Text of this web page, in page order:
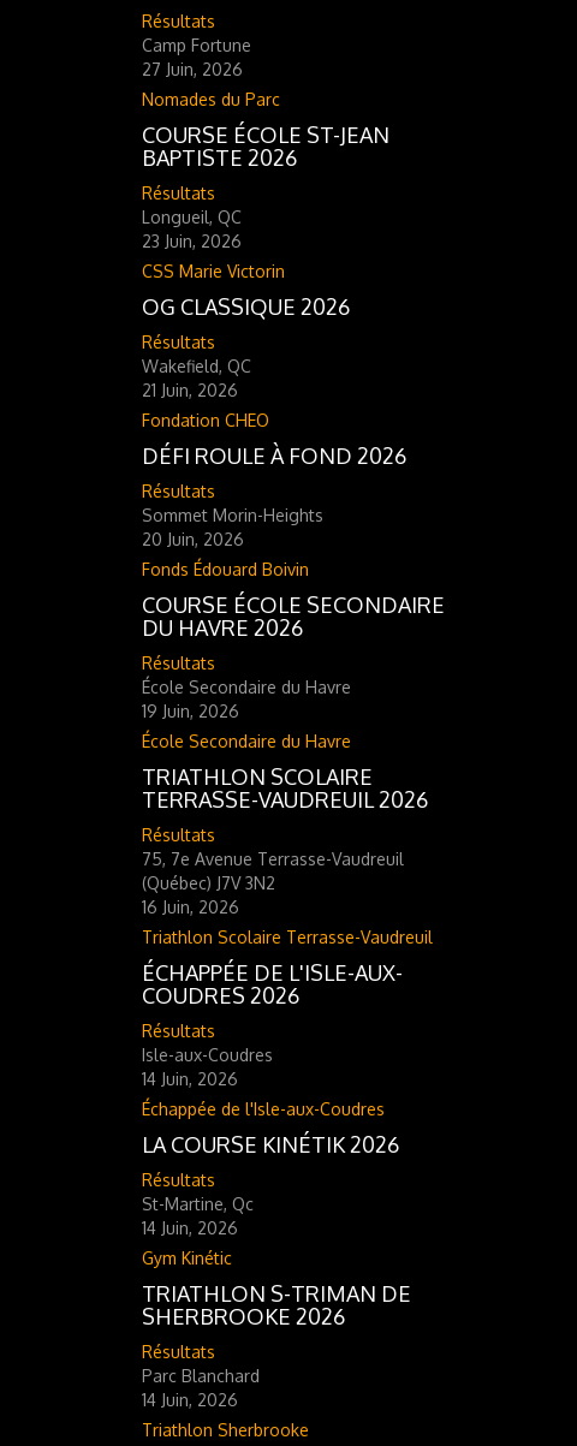
Résultats
Camp Fortune
27 Juin, 2026
Nomades du Parc
COURSE ÉCOLE ST-JEAN
BAPTISTE 2026
Résultats
Longueil, QC
23 Juin, 2026
CSS Marie Victorin
OG CLASSIQUE 2026
Résultats
Wakefield, QC
21 Juin, 2026
Fondation CHEO
DÉFI ROULE À FOND 2026
Résultats
Sommet Morin-Heights
20 Juin, 2026
Fonds Édouard Boivin
COURSE ÉCOLE SECONDAIRE
DU HAVRE 2026
Résultats
École Secondaire du Havre
19 Juin, 2026
École Secondaire du Havre
TRIATHLON SCOLAIRE
TERRASSE-VAUDREUIL 2026
Résultats
75, 7e Avenue Terrasse-Vaudreuil
(Québec) J7V 3N2
16 Juin, 2026
Triathlon Scolaire Terrasse-Vaudreuil
ÉCHAPPÉE DE L'ISLE-AUX-
COUDRES 2026
Résultats
Isle-aux-Coudres
14 Juin, 2026
Échappée de l'Isle-aux-Coudres
LA COURSE KINÉTIK 2026
Résultats
St-Martine, Qc
14 Juin, 2026
Gym Kinétic
TRIATHLON S-TRIMAN DE
SHERBROOKE 2026
Résultats
Parc Blanchard
14 Juin, 2026
Triathlon Sherbrooke